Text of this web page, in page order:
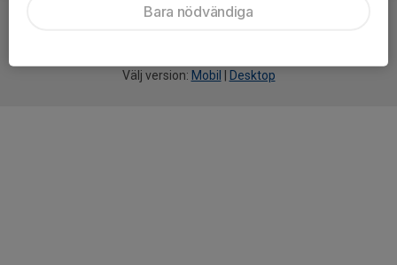
Välj version: Mobil Desktop
Bara nödvändiga